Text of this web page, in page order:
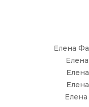
Елена